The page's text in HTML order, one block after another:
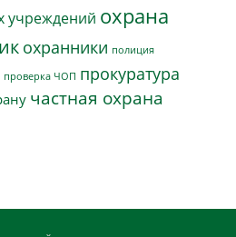
учреждений охрана
охранники полиция
проверка ЧОП прокуратура
частная охрана